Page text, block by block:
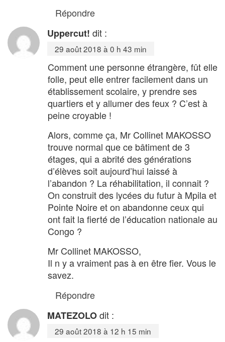
Répondre
Uppercut! dit :
29 août 2018 à 0 h 43 min
Comment une personne étrangère, fût elle
folle, peut elle entrer facilement dans un
établissement scolaire, y prendre ses
quartiers et y allumer des feux ? C’est à
peine croyable !
Alors, comme ça, Mr Collinet MAKOSSO
trouve normal que ce bâtiment de 3
étages, qui a abrité des générations
d’élèves soit aujourd’hui laissé à
l’abandon ? La réhabilitation, il connait ?
On construit des lycées du futur à Mpila et
Pointe Noire et on abandonne ceux qui
ont fait la fierté de l’éducation nationale au
Congo ?
Mr Collinet MAKOSSO,
Il n y a vraiment pas à en être fier. Vous le
savez.
Répondre
MATEZOLOdit :
29 août 2018 à 12 h 15 min